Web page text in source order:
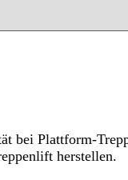
bei Plattform-
herstellen.